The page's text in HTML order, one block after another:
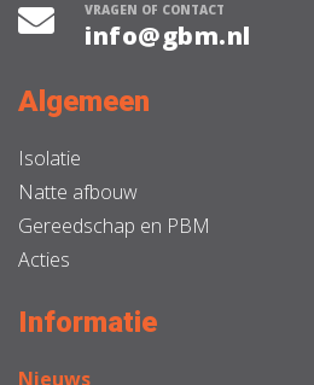
VRAGEN OF CONTACT
info@gbm.nl
Algemeen
Isolatie
Natte afbouw
Gereedschap en PBM
Acties
Informatie
Nieuws